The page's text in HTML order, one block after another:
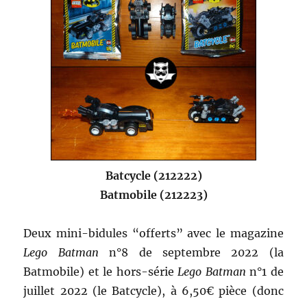
Batcycle (212222)
Batmobile (212223)
Deux mini-bidules “offerts” avec le magazine
Lego Batman n°8 de septembre 2022 (la
Batmobile) et le hors-sérieLego Batman n°1 de
juillet 2022 (le Batcycle), à 6,50€ pièce (donc